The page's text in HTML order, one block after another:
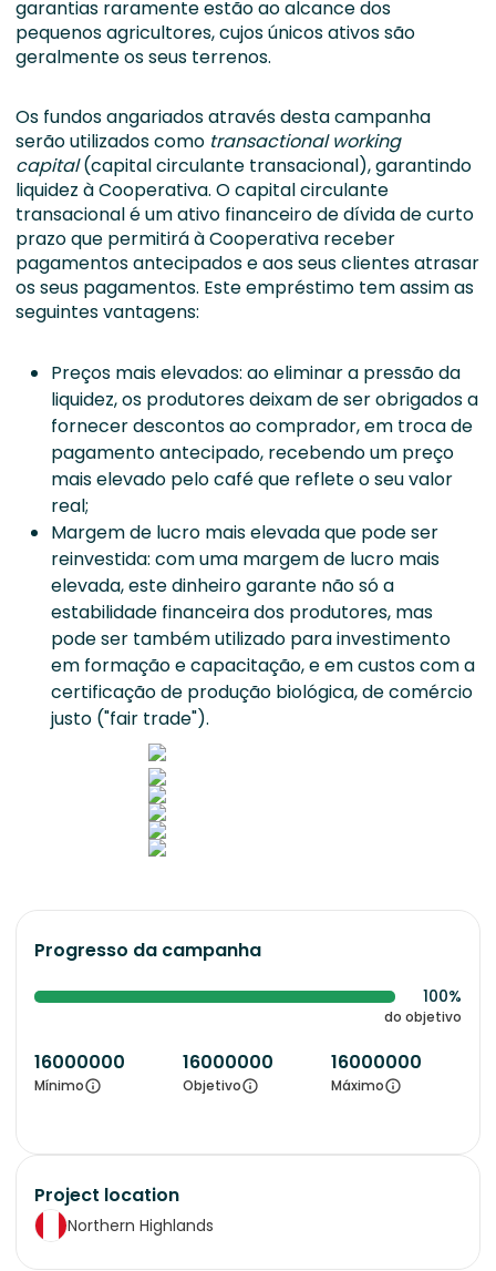
garantias raramente estão ao alcance dos
pequenos agricultores, cujos únicos ativos são
geralmente os seus terrenos.
Os fundos angariados através desta campanha
serão utilizados como transactional working
capital(capital circulante transacional), garantindo
liquidez à Cooperativa. O capital circulante
transacional é um ativo financeiro de dívida de curto
prazo que permitirá à Cooperativa receber
pagamentos antecipados e aos seus clientes atrasar
os seus pagamentos. Este empréstimo tem assim as
seguintes vantagens:
Preços mais elevados: ao eliminar a pressão da
liquidez, os produtores deixam de ser obrigados a
fornecer descontos ao comprador, em troca de
pagamento antecipado, recebendo um preço
mais elevado pelo café que reflete o seu valor
real;
Margem de lucro mais elevada que pode ser
reinvestida: com uma margem de lucro mais
elevada, este dinheiro garante não só a
estabilidade financeira dos produtores, mas
pode ser também utilizado para investimento
em formação e capacitação, e em custos com a
certificação de produção biológica, de comércio
justo ("fair trade").
Progresso da campanha
100%
do objetivo
16000000
Mínimo
16000000
Objetivo
16000000
Máximo
Project location
Northern Highlands